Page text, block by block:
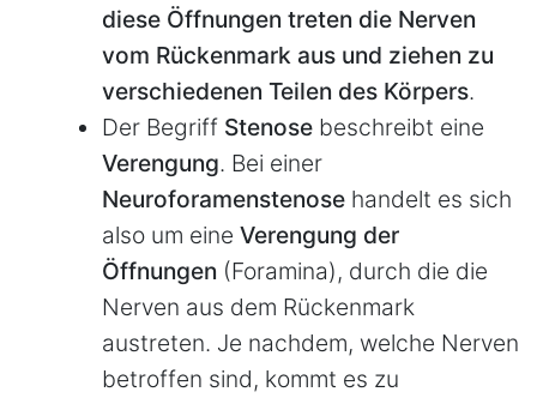
diese Öffnungen treten die Nerven
vom Rückenmark aus und ziehen zu
verschiedenen Teilen des Körpers.
Der Begriff Stenose beschreibt eine
Verengung. Bei einer
Neuroforamenstenose handelt es sich
also um eine Verengung der
Öffnungen (Foramina), durch die die
Nerven aus dem Rückenmark
austreten. Je nachdem, welche Nerven
betroffen sind, kommt es zu